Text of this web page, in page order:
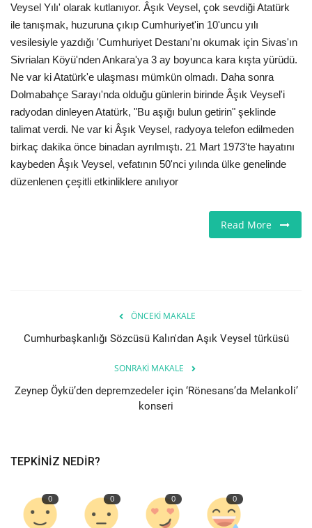
Kültür - Sanat
Firma Rehberi
Restoranlar
Sağlık
Etkinlik
Dilim
Veysel Yılı' olarak kutlanıyor. Âşık Veysel, çok sevdiği Atatürk
ile tanışmak, huzuruna çıkıp Cumhuriyet'in 10'uncu yılı
vesilesiyle yazdığı 'Cumhuriyet Destanı'nı okumak için Sivas'ın
Sivrialan Köyü'nden Ankara'ya 3 ay boyunca kara kışta yürüdü.
Ne var ki Atatürk'e ulaşması mümkün olmadı. Daha sonra
Dolmabahçe Sarayı'nda olduğu günlerin birinde Âşık Veysel'i
radyodan dinleyen Atatürk, "Bu aşığı bulun getirin" şeklinde
talimat verdi. Ne var ki Âşık Veysel, radyoya telefon edilmeden
birkaç dakika önce binadan ayrılmıştı. 21 Mart 1973'te hayatını
kaybeden Âşık Veysel, vefatının 50'nci yılında ülke genelinde
düzenlenen çeşitli etkinliklere anılıyor
Read More
ÖNCEKI MAKALE
Cumhurbaşkanlığı Sözcüsü Kalın'dan Aşık Veysel türküsü
SONRAKI MAKALE
Zeynep Öykü’den depremzedeler için ‘Rönesans’da Melankoli’
konseri
TEPKINIZ NEDIR?
0 0 0 0